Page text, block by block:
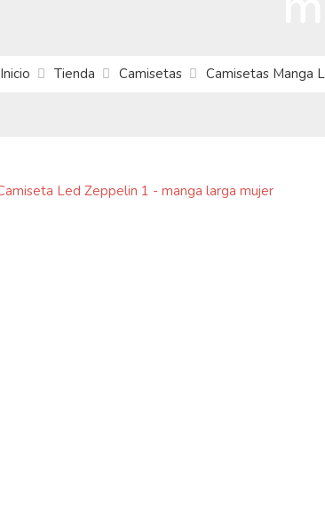
Inicio Tienda Camisetas Camisetas Manga